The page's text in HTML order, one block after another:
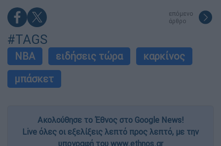
επόμενο
άρθρο
#TAGS
NBA ειδήσεις τώρα
καρκίνος
μπάσκετ
Ακολούθησε το Έθνος στο Google News!
Live όλες οι εξελίξεις λεπτό προς λεπτό, με την
υπογραφή του www.ethnos.gr